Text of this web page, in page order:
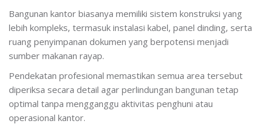
Bangunan kantor biasanya memiliki sistem konstruksi yang
lebih kompleks, termasuk instalasi kabel, panel dinding, serta
ruang penyimpanan dokumen yang berpotensi menjadi
sumber makanan rayap.
Pendekatan profesional memastikan semua area tersebut
diperiksa secara detail agar perlindungan bangunan tetap
optimal tanpa mengganggu aktivitas penghuni atau
operasional kantor.